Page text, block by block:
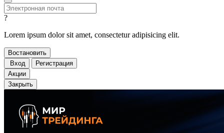
?
Lorem ipsum dolor sit amet, consectetur adipisicing elit.
Вход
Регистрация
Акции
Закрыть